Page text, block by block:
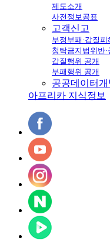
제도소개
사전정보공표
고객신고
부정부패·갑질피
청탁금지법위반·
갑질행위 공개
부패행위 공개
공공데이터개
아프리카 지식정보